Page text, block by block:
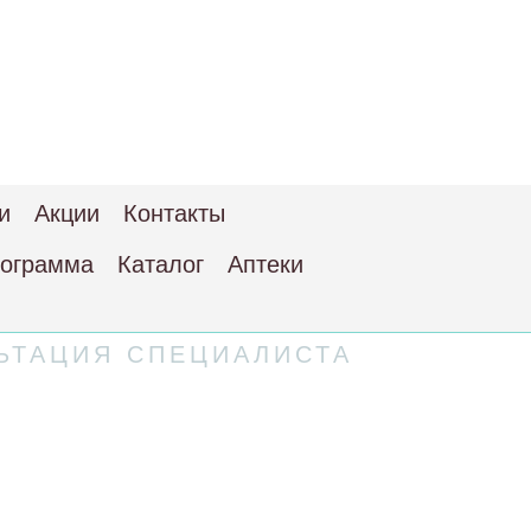
Акции
Контакты
Каталог Аптеки
СПЕЦИАЛИСТА